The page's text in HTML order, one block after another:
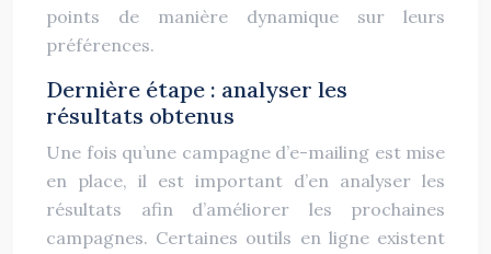
points de manière dynamique sur leurs
préférences.
Dernière étape : analyser les
résultats obtenus
Une fois qu’une campagne d’e-mailing est mise
en place, il est important d’en analyser les
résultats afin d’améliorer les prochaines
campagnes. Certaines outils en ligne existent